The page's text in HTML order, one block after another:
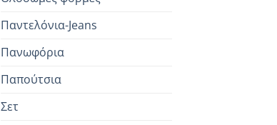
Παντελόνια-Jeans
Πανωφόρια
Παπούτσια
Σετ